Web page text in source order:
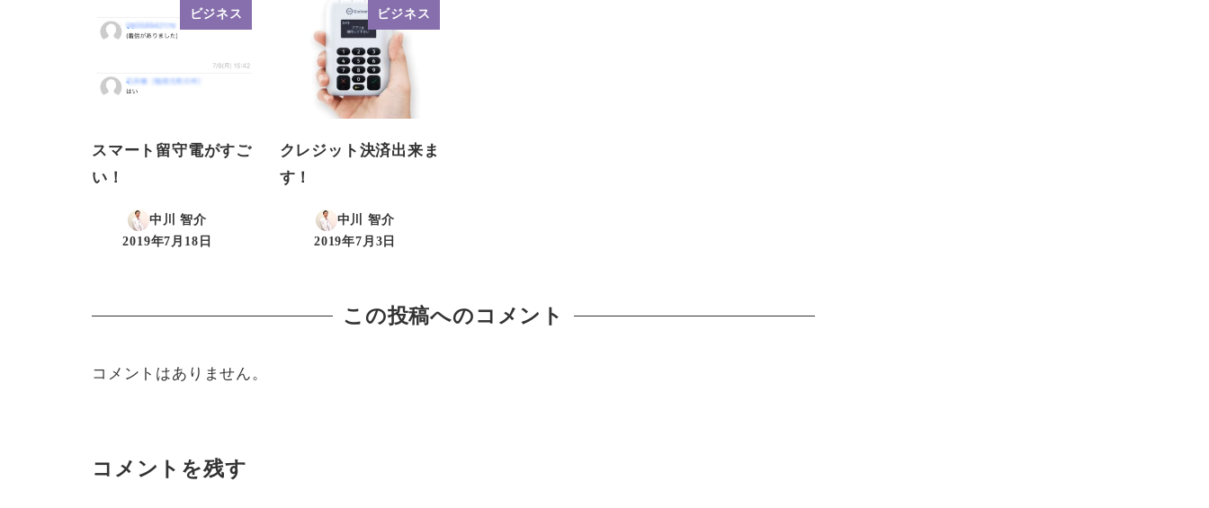
ビジネス
スマート留守電がすご
い！
中川 智介
投稿日
2019年7月18日
ビジネス
クレジット決済出来ま
す！
中川 智介
投稿日
2019年7月3日
この投稿へのコメント
コメントはありません。
コメントを残す